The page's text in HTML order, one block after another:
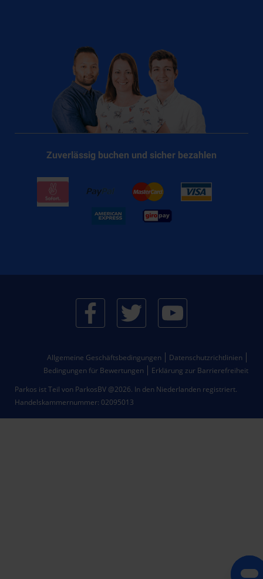
Zuverlässig buchen und sicher bezahlen
Parkos ist Teil von ParkosBV @2026. In den Niederlanden registriert.
Handelskammernummer: 02095013
Allgemeine Geschäftsbedingungen
Datenschutzrichtlinien
Bedingungen für Bewertungen
Erklärung zur Barrierefreiheit